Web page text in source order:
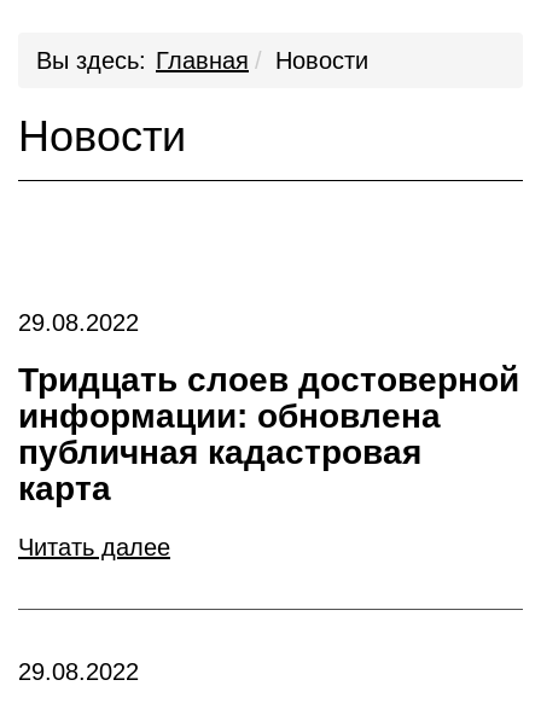
Вы здесь: Главная Новости
Новости
29.08.2022
Тридцать слоев достоверной
информации: обновлена
публичная кадастровая
карта
Читать далее
29.08.2022